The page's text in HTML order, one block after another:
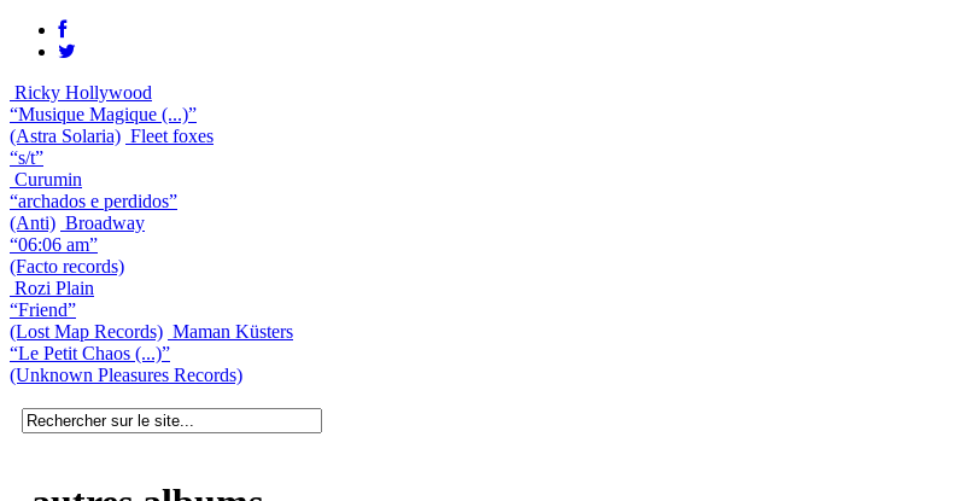
Ricky Hollywood
“Musique Magique (...)”
(Astra Solaria) Fleet foxes
“s/t”
Curumin
“archados e perdidos”
(Anti) Broadway
“06:06 am”
(Facto records)
Rozi Plain
“Friend”
(Lost Map Records) Maman Küsters
“Le Petit Chaos (...)”
(Unknown Pleasures Records)